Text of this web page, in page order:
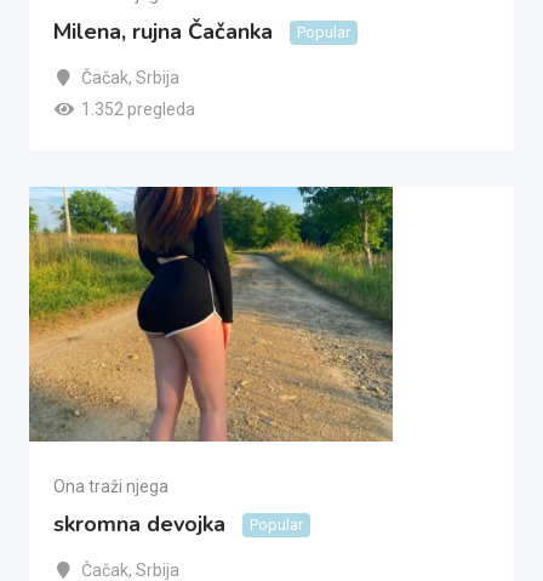
Milena, rujna Čačanka Popular
Čačak, Srbija
1.352 pregleda
Ona traži njega
skromna devojka Popular
Čačak, Srbija